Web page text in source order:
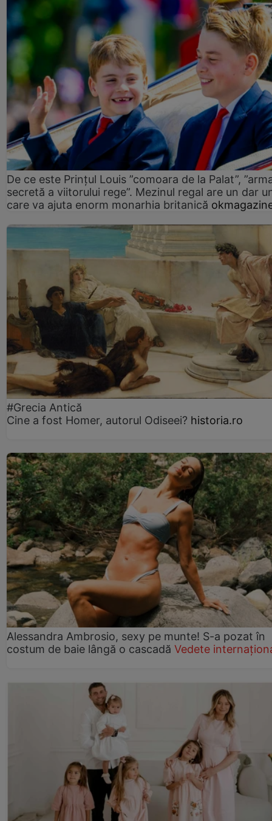
De ce este Prințul Louis ”comoara de la Palat”,
secretă a viitorului rege”. Mezinul regal are un dar
care va ajuta enorm monarhia britanică
#Grecia Antică
Cine a fost Homer, autorul Odiseei? historia.ro
Alessandra Ambrosio, sexy pe munte! S-a pozat în
costum de baie lângă o cascadă Vedete